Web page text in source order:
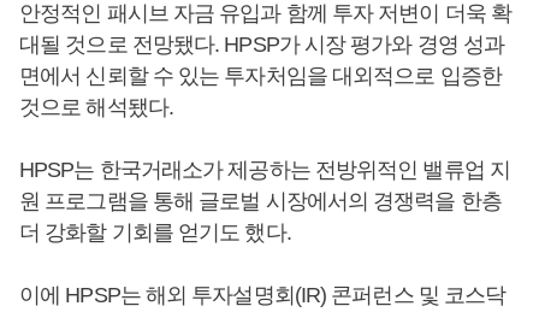
안정적인 패시브 자금 유입과 함께 투자 저변이 더욱 확
대될 것으로 전망됐다. HPSP가 시장 평가와 경영 성과
면에서 신뢰할 수 있는 투자처임을 대외적으로 입증한
것으로 해석됐다.
HPSP는 한국거래소가 제공하는 전방위적인 밸류업 지
원 프로그램을 통해 글로벌 시장에서의 경쟁력을 한층
더 강화할 기회를 얻기도 했다.
이에 HPSP는 해외 투자설명회(IR) 콘퍼런스 및 코스닥